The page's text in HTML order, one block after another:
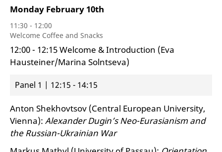
Monday February 10th
11:30 - 12:00
Welcome Coffee and Snacks
12:00 - 12:15 Welcome & Introduction (Eva
Hausteiner/Marina Solntseva)
Panel 1 | 12:15 - 14:15
Anton Shekhovtsov (Central European University,
Vienna): Alexander Dugin’s Neo-Eurasianism and
the Russian-Ukrainian War